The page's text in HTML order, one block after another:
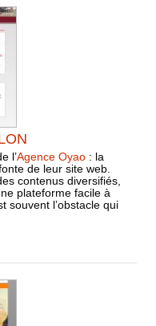
l’Agence Oyao : la
de leur site web.
contenus diversifiés,
plateforme facile à
souvent l’obstacle qui